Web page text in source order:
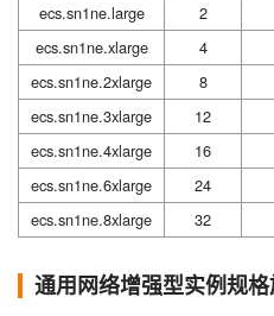
ecs.sn1ne.large 2
ecs.sn1ne.xlarge
4
ecs.sn1ne.2xlarge
8
ecs.sn1ne.3xlarge
12
ecs.sn1ne.4xlarge
16
ecs.sn1ne.6xlarge
24
ecs.sn1ne.8xlarge
32
通用网络增强型实例规